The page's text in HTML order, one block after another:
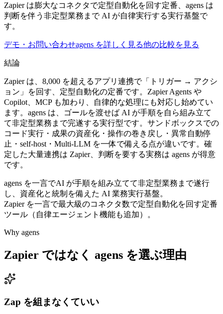
Zapier は膨大なコネクタで定型自動化を回す定番、agens は
判断を伴う非定型業務まで AI が自律実行する実行基盤で
す。
デモ・お問い合わせagens を詳しく見る他の比較を見る
結論
Zapier は、8,000 を超えるアプリ連携で「トリガー → アクシ
ョン」を回す、定型自動化の定番です。Zapier Agents や
Copilot、MCP も加わり、自律的な処理にも対応し始めてい
ます。agens は、ゴールを渡せば AI が手順を自ら組み立て
て非定型業務まで完遂する実行型です。サンドボックスでの
コード実行・成果の資産化・操作の巻き戻し・異常自動停
止・self-host・Multi-LLM を一体で備える点が違いです。確
定した大量連携は Zapier、判断を要する実務は agens が得意
です。
agens を一言でAI が手順を組み立てて非定型業務まで遂行
し、資産化と統制を備えた AI 業務実行基盤。
Zapierを一言で最大級のコネクタ数で定型自動化を回す定番
ツール（自律エージェント機能も追加）。
Why agens
Zapier ではなく agens を選ぶ理由
Zap を組まなくていい